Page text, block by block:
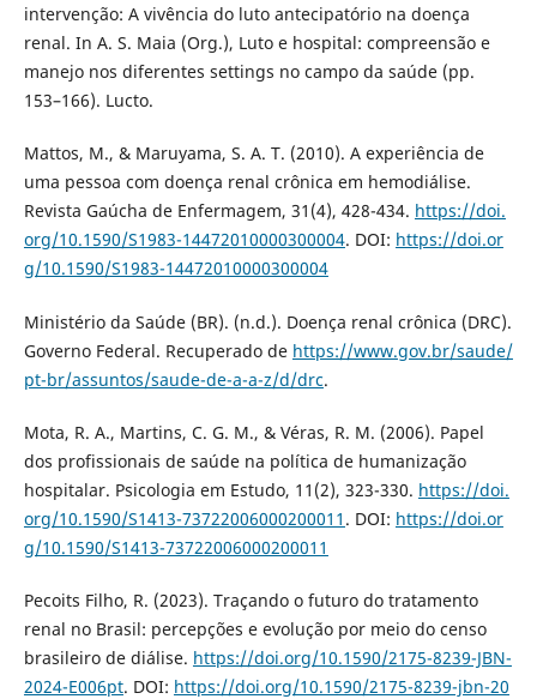
intervenção: A vivência do luto antecipatório na doença
renal. In A. S. Maia (Org.), Luto e hospital: compreensão e
manejo nos diferentes settings no campo da saúde (pp.
153–166). Lucto.
Mattos, M., & Maruyama, S. A. T. (2010). A experiência de
uma pessoa com doença renal crônica em hemodiálise.
Revista Gaúcha de Enfermagem, 31(4), 428-434. https://doi.
org/10.1590/S1983-14472010000300004. DOI: https://doi.or
g/10.1590/S1983-14472010000300004
Ministério da Saúde (BR). (n.d.). Doença renal crônica (DRC).
Governo Federal. Recuperado de https://www.gov.br/saude/
pt-br/assuntos/saude-de-a-a-z/d/drc.
Mota, R. A., Martins, C. G. M., & Véras, R. M. (2006). Papel
dos profissionais de saúde na política de humanização
hospitalar. Psicologia em Estudo, 11(2), 323-330. https://doi.
org/10.1590/S1413-73722006000200011 . DOI: https://doi.or
g/10.1590/S1413-73722006000200011
Pecoits Filho, R. (2023). Traçando o futuro do tratamento
renal no Brasil: percepções e evolução por meio do censo
brasileiro de diálise. https://doi.org/10.1590/2175-8239-JBN-
2024-E006pt. DOI: https://doi.org/10.1590/2175-8239-jbn-20